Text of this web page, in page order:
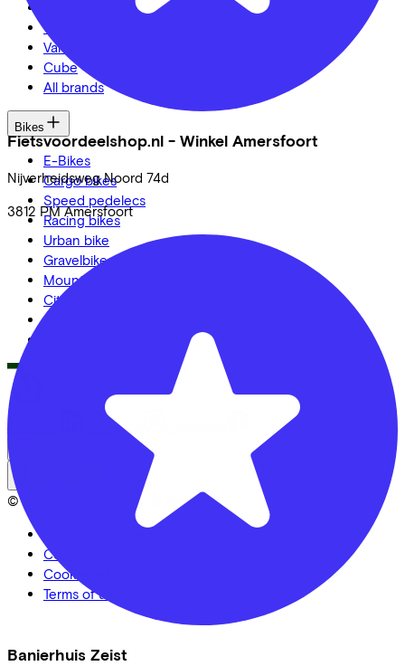
Fietsvoordeelshop.nl - Winkel Amersfoort
Nijverheidsweg Noord 74d
3812 PM Amersfoort
Banierhuis Zeist
Veloretti
Van Raam
Cube
All brands
Bikes
E-Bikes
Cargo bikes
Speed pedelecs
Racing bikes
Urban bike
Gravelbikes
Mountainbikes
City bikes
Adapted bikes
LinkedIn Instagram
© Lease a Bike. All Rights Reserved.
Cookie statement
Cookie settings
Terms of use